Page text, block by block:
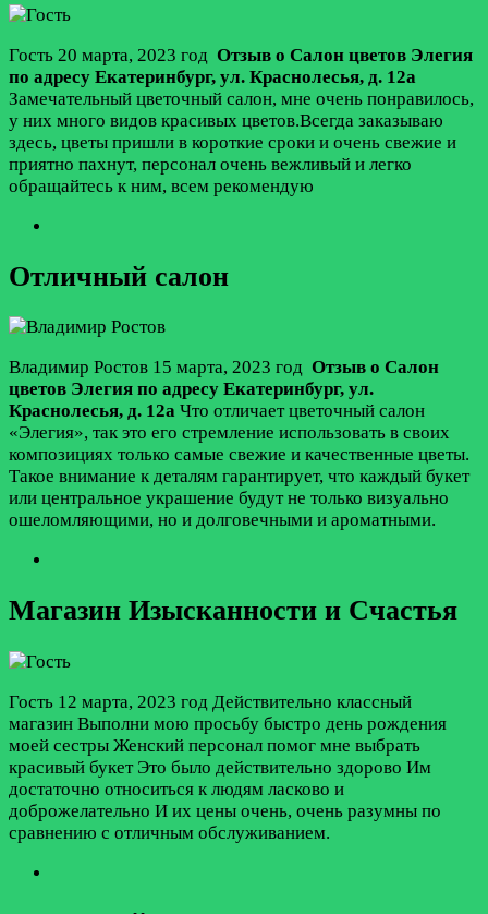
Гость 20 марта, 2023 год Отзыв о Салон цветов Элегия
по адресу Екатеринбург, ул. Краснолесья, д. 12а
Замечательный цветочный салон, мне очень понравилось,
у них много видов красивых цветов.Всегда заказываю
здесь, цветы пришли в короткие сроки и очень свежие и
приятно пахнут, персонал очень вежливый и легко
обращайтесь к ним, всем рекомендую
Отличный салон
Владимир Ростов 15 марта, 2023 год Отзыв о Салон
цветов Элегия по адресу Екатеринбург, ул.
Краснолесья, д. 12а Что отличает цветочный салон
«Элегия», так это его стремление использовать в своих
композициях только самые свежие и качественные цветы.
Такое внимание к деталям гарантирует, что каждый букет
или центральное украшение будут не только визуально
ошеломляющими, но и долговечными и ароматными.
Магазин Изысканности и Счастья
Гость 12 марта, 2023 год Действительно классный
магазин Выполни мою просьбу быстро день рождения
моей сестры Женский персонал помог мне выбрать
красивый букет Это было действительно здорово Им
достаточно относиться к людям ласково и
доброжелательно И их цены очень, очень разумны по
сравнению с отличным обслуживанием.